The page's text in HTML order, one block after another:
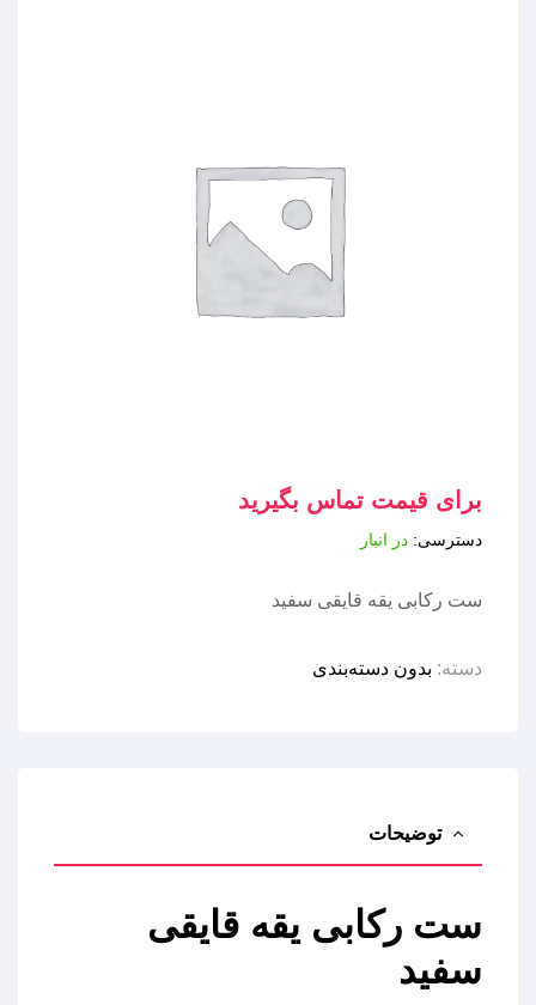
برای قیمت تماس بگیرید
دسترسی: در انبار
ست رکابی یقه قایقی سفید
دسته: بدون دسته‌بندی
توضیحات
ست رکابی یقه قایقی
سفید